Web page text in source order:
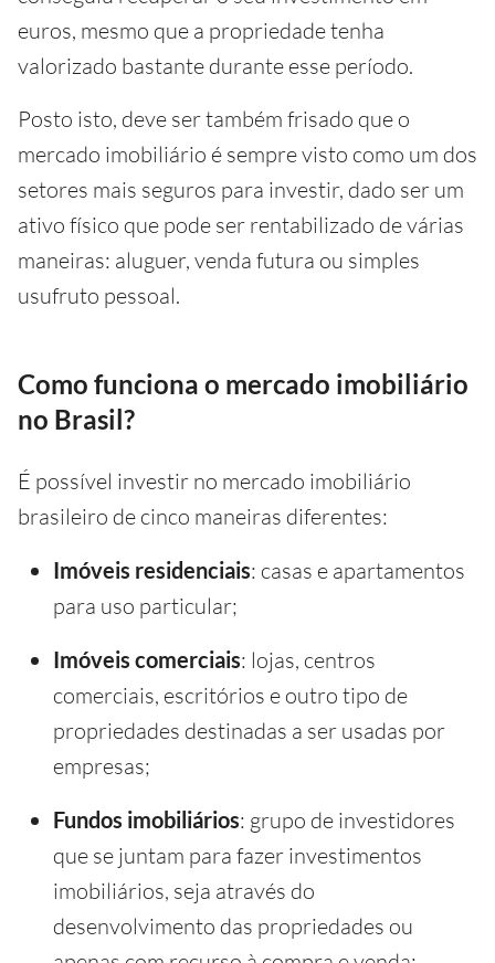
euros, mesmo que a propriedade tenha
valorizado bastante durante esse período.
Posto isto, deve ser também frisado que o
mercado imobiliário é sempre visto como um dos
setores mais seguros para investir, dado ser um
ativo físico que pode ser rentabilizado de várias
maneiras: aluguer, venda futura ou simples
usufruto pessoal.
Como funciona o mercado imobiliário
no Brasil?
É possível investir no mercado imobiliário
brasileiro de cinco maneiras diferentes:
Imóveis residenciais: casas e apartamentos
para uso particular;
Imóveis comerciais: lojas, centros
comerciais, escritórios e outro tipo de
propriedades destinadas a ser usadas por
empresas;
Fundos imobiliários: grupo de investidores
que se juntam para fazer investimentos
imobiliários, seja através do
desenvolvimento das propriedades ou